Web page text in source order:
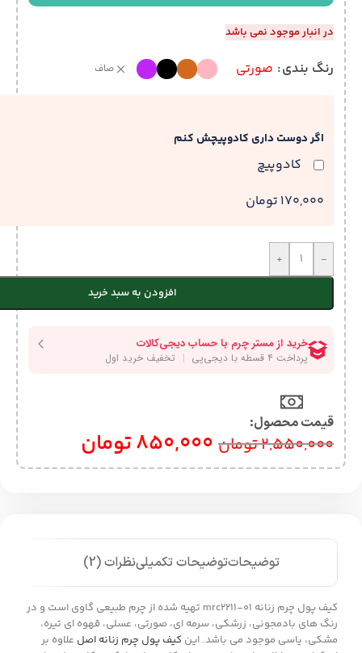
در انبار موجود نمی باشد
رنگ بندی صورتی صاف
اگر دوست داری کادوپیچش کنم
کادوپیچ
170,000 تومان
-
+
افزودن به سبد خرید
قیمت محصول:​
2,550,000تومان 850,000تومان
توضیحاتتوضیحات تکمیلینظرات (2)
کیف پول چرم زنانه mrc2211-01 تهیه شده از چرم طبیعی گاوی است و در
رنگ های بادمجونی، زرشکی، سرمه ای، صورتی، عسلی، قهوه ای تیره،
مشکی، یاسی موجود می باشد. این کیف پول چرم زنانه اصل علاوه بر